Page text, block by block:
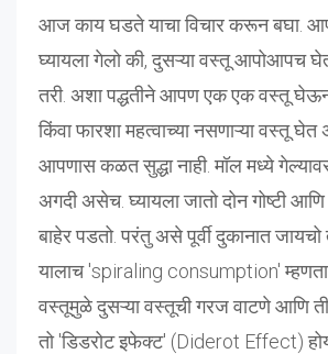
आज काय घडते याचा विचार करून बघा.
घ्यायला गेलो की, दुसऱ्या वस्तू आपोआपच
तरी. अशा पद्धतीने आपण एक एक वस्तू
किंवा फारशा महत्वाच्या नसणाऱ्या वस्तू
आपणास कळत सुद्धा नाही. मॉल मध्ये
अगदी असेच. घ्यायला जातो दोन गोष्टी
बाहेर पडतो. परंतु असे पूर्वी दुकानात
यालाच 'spiraling consumption'
वस्तूमुळे दुसऱ्या वस्तूची गरज वाटणे आणि
तो 'डिडरोट इफेक्ट' (Diderot Effect) होय.